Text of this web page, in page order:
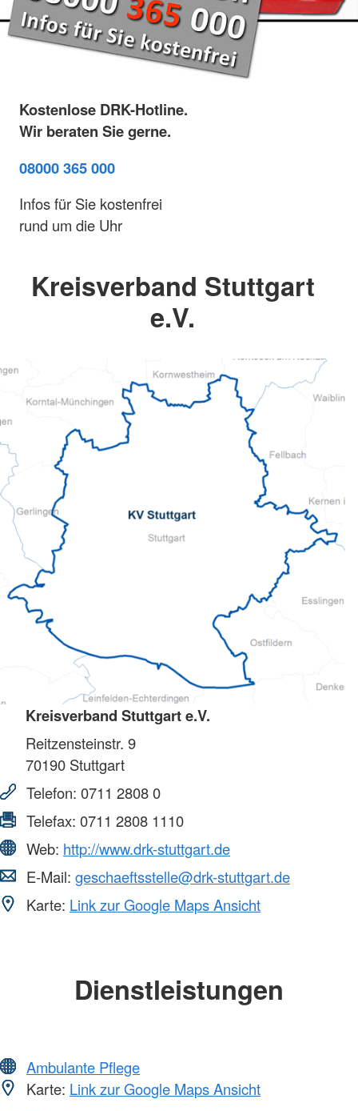
Kostenlose DRK-Hotline.
Wir beraten Sie gerne.
08000 365 000
Infos für Sie kostenfrei
rund um die Uhr
Kreisverband Stuttgart
e.V.
Kreisverband Stuttgart e.V.
Reitzensteinstr. 9
70190 Stuttgart
Telefon: 0711 2808 0
Telefax: 0711 2808 1110
Web: http://www.drk-stuttgart.de
E-Mail: geschaeftsstelle@drk-stuttgart.de
Karte: Link zur Google Maps Ansicht
Dienstleistungen
Ambulante Pflege
Karte: Link zur Google Maps Ansicht